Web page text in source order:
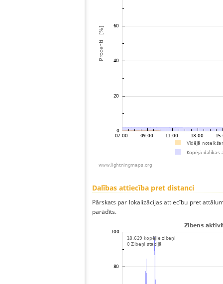
Dalības attiecība pret distanci
Pārskats par lokalizācijas attiecību pret
parādīts.